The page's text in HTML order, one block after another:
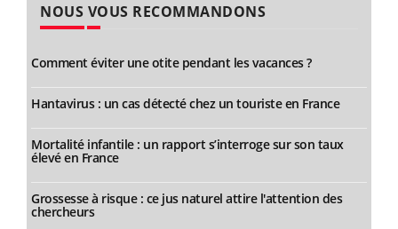
NOUS VOUS RECOMMANDONS
Comment éviter une otite pendant les vacances ?
Hantavirus : un cas détecté chez un touriste en France
Mortalité infantile : un rapport s’interroge sur son taux
élevé en France
Grossesse à risque : ce jus naturel attire l'attention des
chercheurs